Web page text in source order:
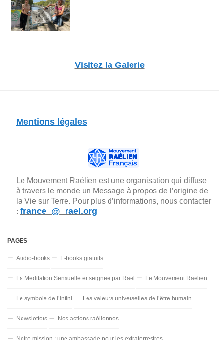
Visitez la Galerie
Mentions légales
Le Mouvement Raélien est une organisation qui diffuse
à travers le monde un Message à propos de l’origine de
la Vie sur Terre. Pour plus d’informations, nous contacter
: france_@_rael.org
PAGES
Audio-books E-books gratuits
La Méditation Sensuelle enseignée par Raël Le Mouvement Raélien
Le symbole de l’infini Les valeurs universelles de l’être humain
Newsletters Nos actions raéliennes
Notre mission : une ambassade pour les extraterrestres